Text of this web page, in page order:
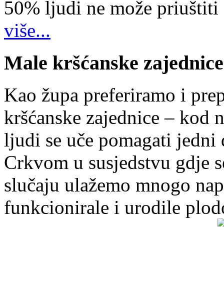
50% ljudi ne može
više...
Male kršćanske zajednice
Kao župa preferiramo i
kršćanske zajednice – kod
ljudi se uče pomagati
Crkvom u susjedstvu gdje
slučaju ulažemo mnogo
funkcionirale i urodile